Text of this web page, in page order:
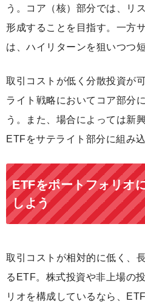
う。コア（核）部分では、リ
形成することを目指す。一方
は、ハイリターンを狙いつつ
取引コストが低く分散投資が
ライト戦略においてコア部分
う。また、場合によっては新
ETFをサテライト部分に組み
ETFをポートフォリオ
しよう
取引コストが相対的に低く、
るETF。株式投資や非上場の
リオを構成しているなら、